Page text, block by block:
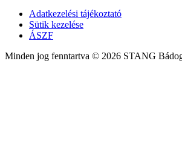
Adatkezelési tájékoztató
Sütik kezelése
ÁSZF
Minden jog fenntartva © 2026 STANG